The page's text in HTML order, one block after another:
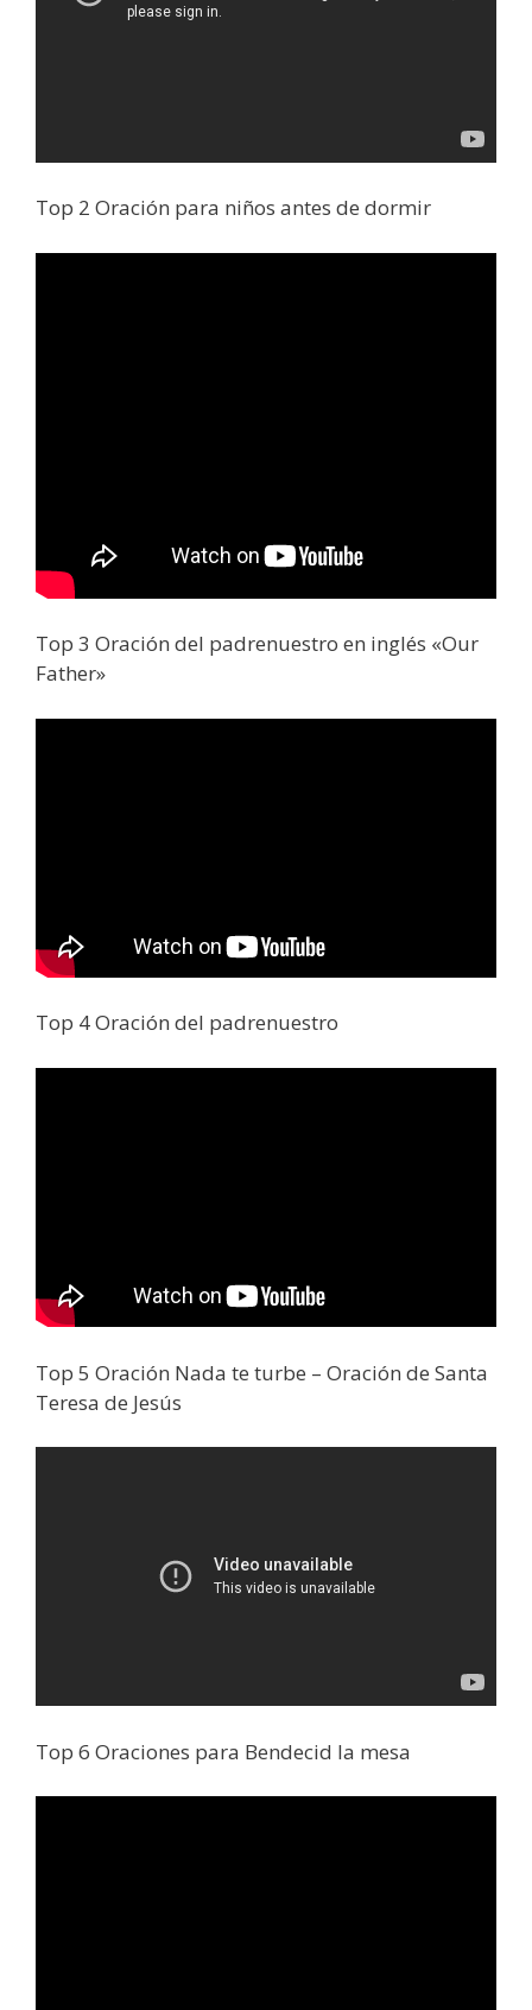
Top 2 Oración para niños antes de dormir
Top 3 Oración del padrenuestro en inglés «Our
Father»
Top 4 Oración del padrenuestro
Top 5 Oración Nada te turbe – Oración de Santa
Teresa de Jesús
Top 6 Oraciones para Bendecid la mesa